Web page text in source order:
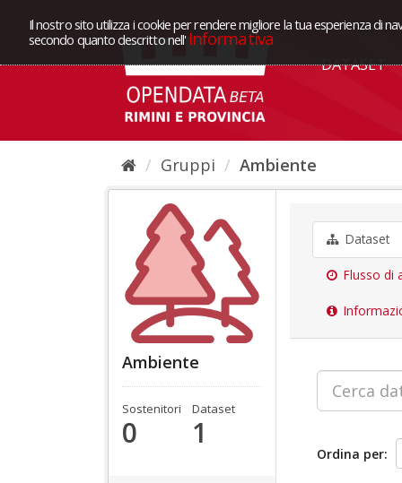
Il nostro sito utilizza i cookie per rendere migliore la tua esperienza di
secondo quanto descritto nell' Informativa
DATASET
Gruppi Ambiente
Ambiente
Sostenitori
0
Dataset
1
Dataset
Flusso di
Ordina per